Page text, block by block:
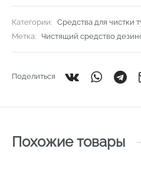
Категории: Средства для чистки
Метка:
Чистящий средство
Поделиться
Похожие товары